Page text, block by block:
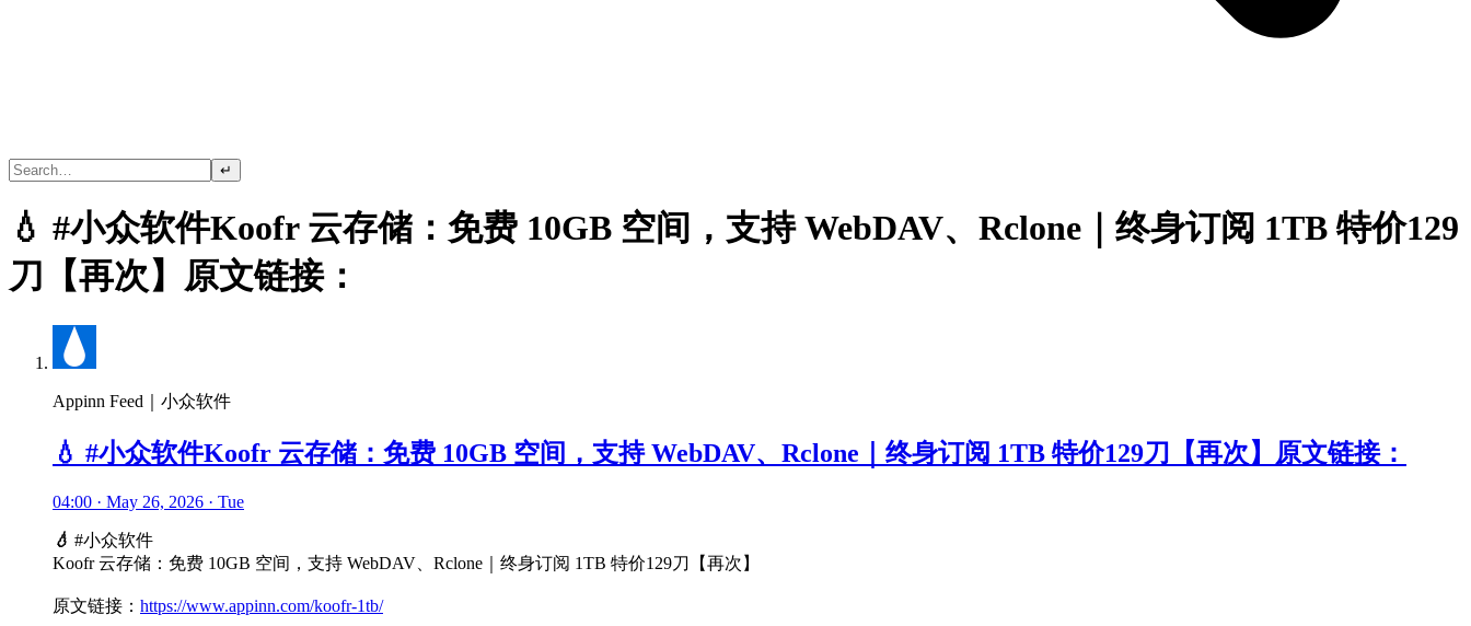
↵
💧 #小众软件Koofr 云存储：免费 10GB 空间，支持 WebDAV、Rclone｜终身订阅 1TB 特价129
刀【再次】原文链接：
Appinn Feed｜小众软件
💧 #小众软件Koofr 云存储：免费 10GB 空间，支持 WebDAV、Rclone｜终身订阅 1TB 特价129刀【再次】原文链接：
04:00 · May 26, 2026 · Tue
💧 #小众软件
Koofr 云存储：免费 10GB 空间，支持 WebDAV、Rclone｜终身订阅 1TB 特价129刀【再次】
原文链接： https://www.appinn.com/koofr-1tb/